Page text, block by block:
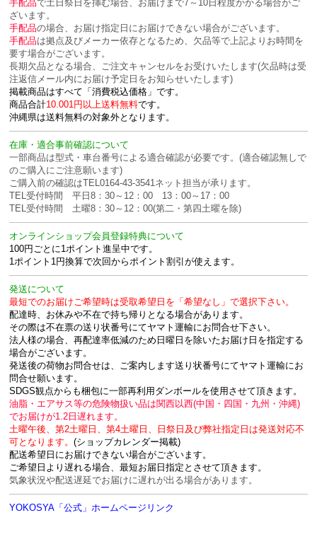
手配品で土日祭日を挿む場合、お届けまで7～10日程度かかる場合がご
ざいます。
手配品の場合、お届け指定日にお届けできない場合がございます。
手配品は拠点及びメーカー依存となるため、欠品等で上記よりお時間を
要す場合がございます。
長期欠品となる場合、ご注文キャンセルをお受けいたします(欠品時は受
注返信メール内にお届け予定日をお知らせいたします)
掲載商品はすべて「消費税込価格」です。
商品合計10.001円以上送料無料です。
沖縄県は送料無料の対象外となります。
在庫・適合事前確認について
一部商品は型式・車台番号による適合確認が必要です。(適合確認無しで
のご購入にご注意願います)
ご購入前の確認はTEL0164-43-3541ネット担当が承ります。
TEL受付時間 平日8：30～12：00 13：00～17：00
TEL受付時間 土曜8：30～12：00(第二・第四土曜を除)
オンラインショップ会員登録特典について
100円ごとに1ポイント進呈中です。
1ポイント1円換算で次回からポイント割引が使えます。
発送について
最短でのお届けご希望時は受取希望日を「希望なし」で選択下さい。
配達時、お休みや不在で持ち帰りとなる場合があります。
その際は不在票の送り状番号にてヤマト運輸にお問合せ下さい。
法人様の場合、再配達率低減のため日曜日を除いたお届け日を指定する
場合がございます。
発送後の荷物お問合せは、ご案内します送り状番号にてヤマト運輸にお
問合せ願います。
SDGS観点からも梱包に一部再利用ダンボールを使用させて頂きます。
油脂・エアサス等の危険物扱い品は関西以西(中国・四国・九州・沖縄)
でお届けが1.2日遅れます。
土曜午後、第2土曜日、第4土曜日、日祭日及び弊社指定日は発送対応不
可となります。(ショップカレンダー掲載)
配送希望日にお届けできない場合がございます。
ご希望日より遅れる場合、最短お届日指定とさせて頂きます。
気象状況や配送遅延でお届けに遅れが出る場合があります。
YOKOSYA「公式」ホームページリンク